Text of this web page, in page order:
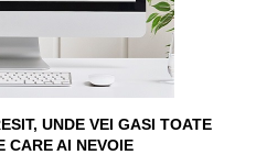
UNDE VEI GASI TOATE
CARE AI NEVOIE